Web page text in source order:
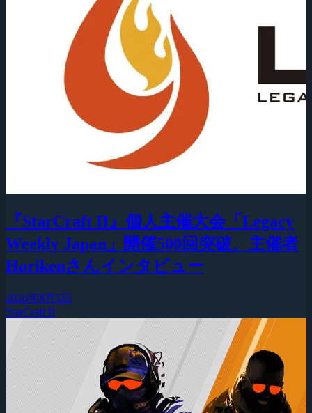
『StarCraft II』個人主催大会「Legacy
Weekly Japan」開催500回突破、主催者
Horikenさんインタビュー
2026年8月5日
StarCraft II